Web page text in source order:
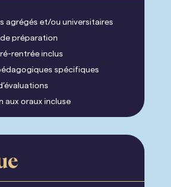
agrégés et/ou universitaires
de préparation
rentrée inclus
spécifiques
aux oraux incluse